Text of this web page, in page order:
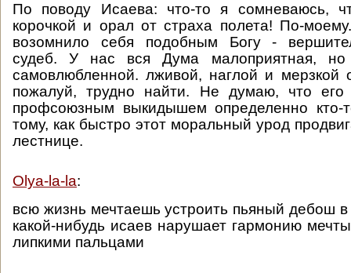
По поводу Исаева: что-то я сомневаюсь,
корочкой и орал от страха полета! По-
возомнило себя подобным Богу -
судеб. У нас вся Дума малоприятная, но
самовлюбленной. лживой, наглой и мерзкой
пожалуй, трудно найти. Не думаю, что его
профсоюзным выкидышем определенно кто-
тому, как быстро этот моральный урод
лестнице.
Olya-la-la:
всю жизнь мечтаешь устроить пьяный дебош
какой-нибудь исаев нарушает гармонию
липкими пальцами